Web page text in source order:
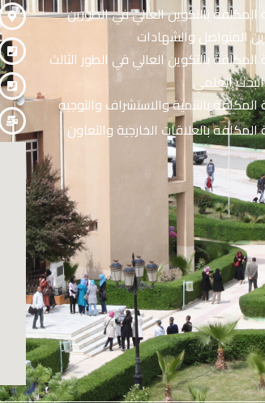
المكلفة بالتكوين العالي في الطورين
المتواصل والشهادات
المكلفة بالتكوين العالي في الطور الثالث
العلمي
المكلفة بالتنمية والاستشراف والتوجيه
المكلفة بالعلاقات الخارجية والتعاون